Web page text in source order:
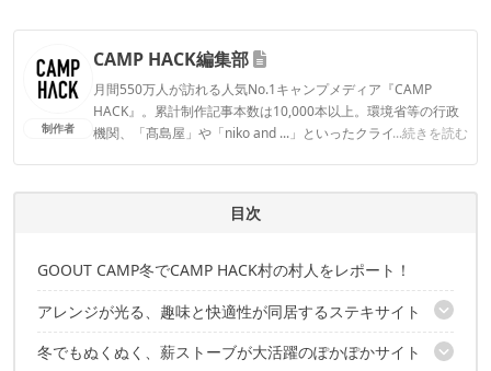
制作者
CAMP HACK編集部
月間550万人が訪れる人気No.1キャンプメディア『CAMP
HACK』。累計制作記事本数は10,000本以上。環境省等の行政
機関、「髙島屋」や「niko and ...」といったクライアントとの
...続きを読む
CAMP HACK編集部のプロフィール
目次
GOOUT CAMP冬でCAMP HACK村の村人をレポート！
アレンジが光る、趣味と快適性が同居するステキサイト
冬のキャンプは「おでんピング」で決まり！
冬でもぬくぬく、薪ストーブが大活躍のぽかぽかサイト